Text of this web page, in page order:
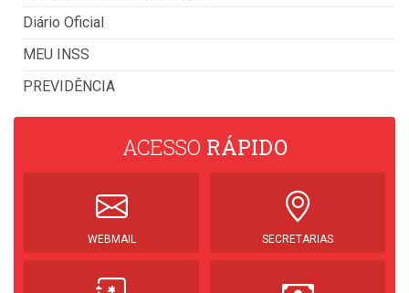
Diário Oficial
MEU INSS
PREVIDÊNCIA
ACESSO RÁPIDO
WEBMAIL SECRETARIAS